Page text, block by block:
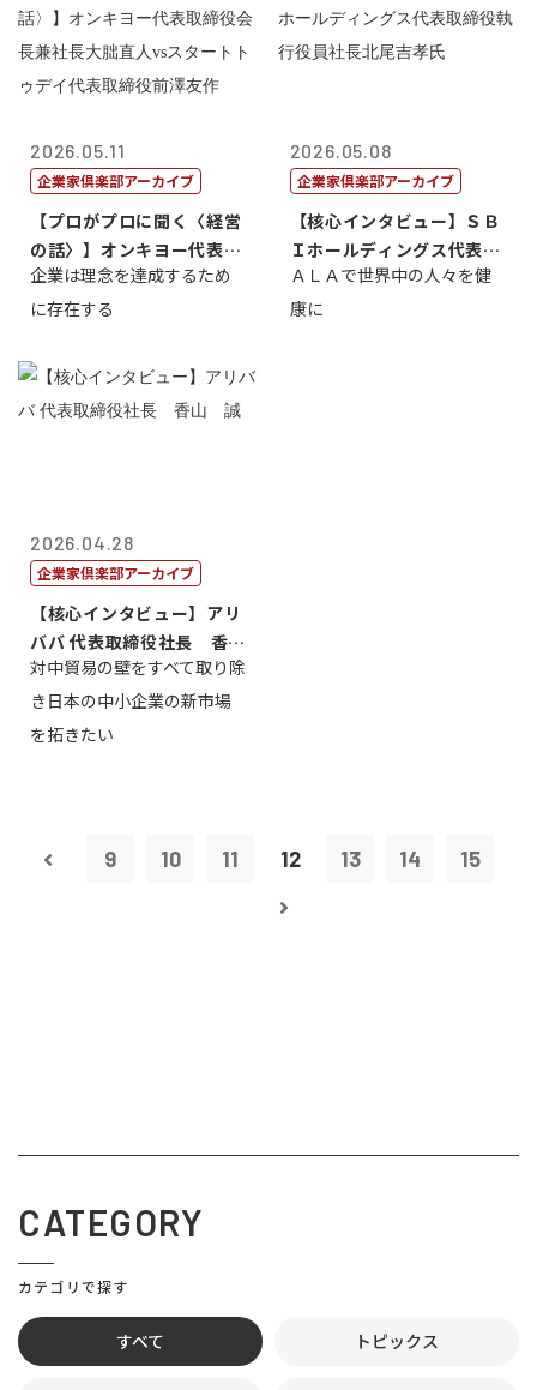
2026.05.11
企業家倶楽部アーカイブ
【プロがプロに聞く〈経営
の話〉】オンキヨー代表取
締役会長兼社...
企業は理念を達成するため
に存在する
2026.05.08
企業家倶楽部アーカイブ
【核心インタビュー】ＳＢ
Ｉホールディングス代表取
締役執行役員...
ＡＬＡで世界中の人々を健
康に
2026.04.28
企業家倶楽部アーカイブ
【核心インタビュー】アリ
ババ 代表取締役社長 香
山 誠
対中貿易の壁をすべて取り除
き日本の中小企業の新市場
を拓きたい
9 10 11 12 13 14 15
CATEGORY
カテゴリで探す
すべて トピックス